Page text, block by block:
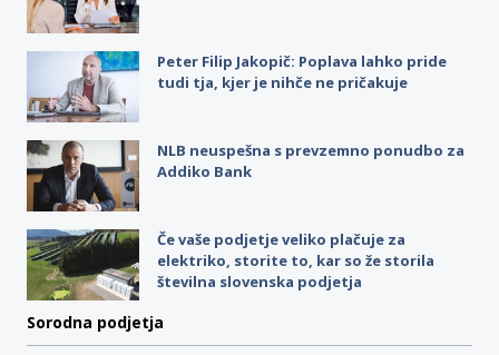
Peter Filip Jakopič: Poplava lahko pride
tudi tja, kjer je nihče ne pričakuje
NLB neuspešna s prevzemno ponudbo za
Addiko Bank
Če vaše podjetje veliko plačuje za
elektriko, storite to, kar so že storila
številna slovenska podjetja
Sorodna podjetja